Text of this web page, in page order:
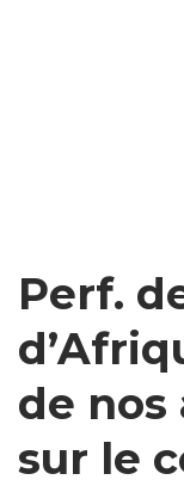
Perf.
de nos
sur le